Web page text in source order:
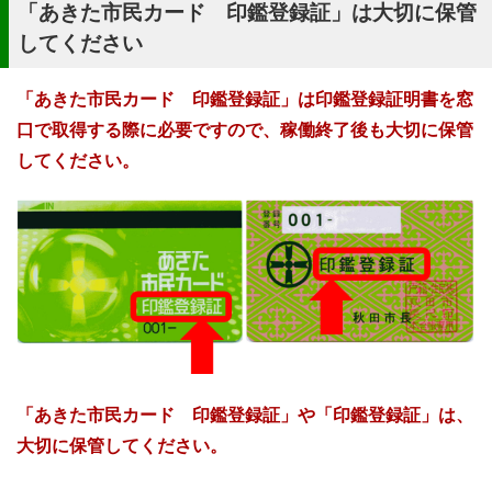
「あきた市民カード 印鑑登録証」は大切に保管
してください
「あきた市民カード 印鑑登録証」は印鑑登録証明書を窓
口で取得する際に必要ですので、稼働終了後も大切に保管
してください。
「あきた市民カード 印鑑登録証」や「印鑑登録証」は、
大切に保管してください。